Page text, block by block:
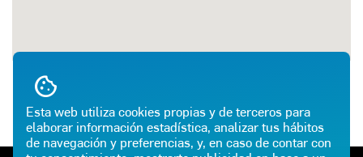
Esta web utiliza cookies propias y de terceros para
elaborar información estadística, analizar tus hábitos
de navegación y preferencias, y, en caso de contar con